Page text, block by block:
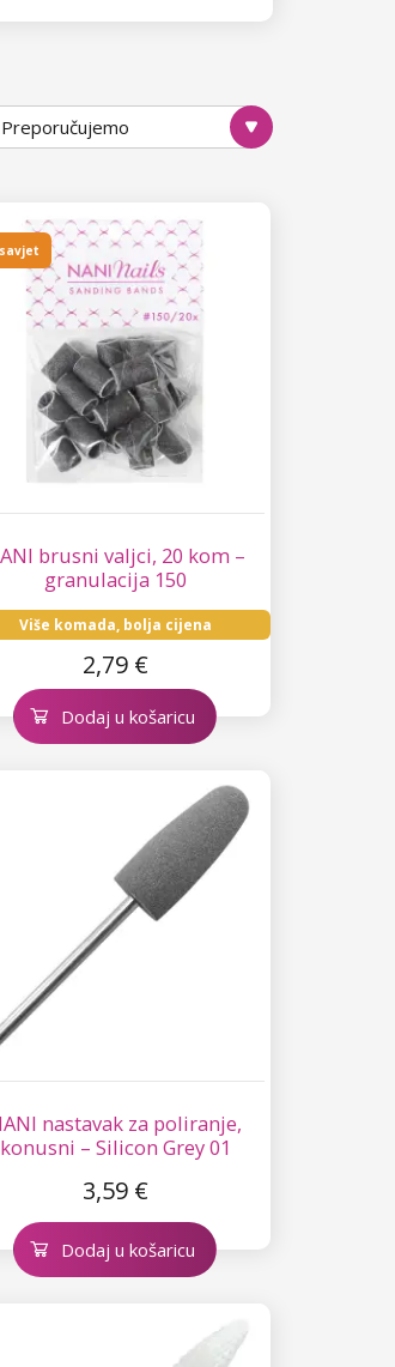
Preporučujemo
brusni valjci, 20 kom –
granulacija 150
Više komada, bolja cijena
2,79 €
Dodaj u košaricu
nastavak za poliranje,
konusni – Silicon Grey 01
3,59 €
Dodaj u košaricu